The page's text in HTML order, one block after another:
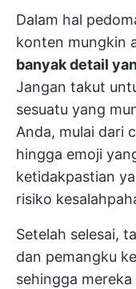
Dalam hal
konten mungkin
banyak detail
Jangan takut
sesuatu yang
Anda, mulai dari
hingga emoji
ketidakpastian
risiko
Setelah selesai,
dan pemangku
sehingga